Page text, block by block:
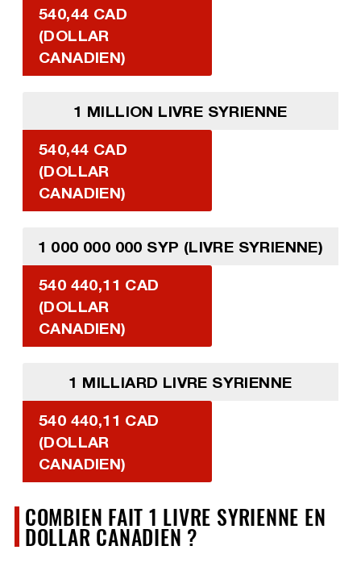
540,44 CAD
(DOLLAR
CANADIEN)
1 MILLION LIVRE SYRIENNE
540,44 CAD
(DOLLAR
CANADIEN)
1 000 000 000 SYP (LIVRE SYRIENNE)
540 440,11 CAD
(DOLLAR
CANADIEN)
1 MILLIARD LIVRE SYRIENNE
540 440,11 CAD
(DOLLAR
CANADIEN)
COMBIEN FAIT 1 LIVRE SYRIENNE EN
DOLLAR CANADIEN ?